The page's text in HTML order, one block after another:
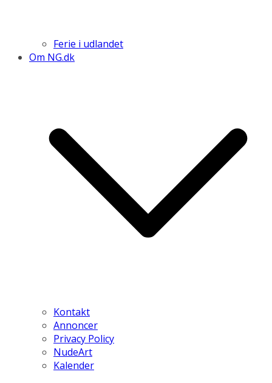
Ferie i udlandet
Om NG.dk
Kontakt
Annoncer
Privacy Policy
NudeArt
Kalender